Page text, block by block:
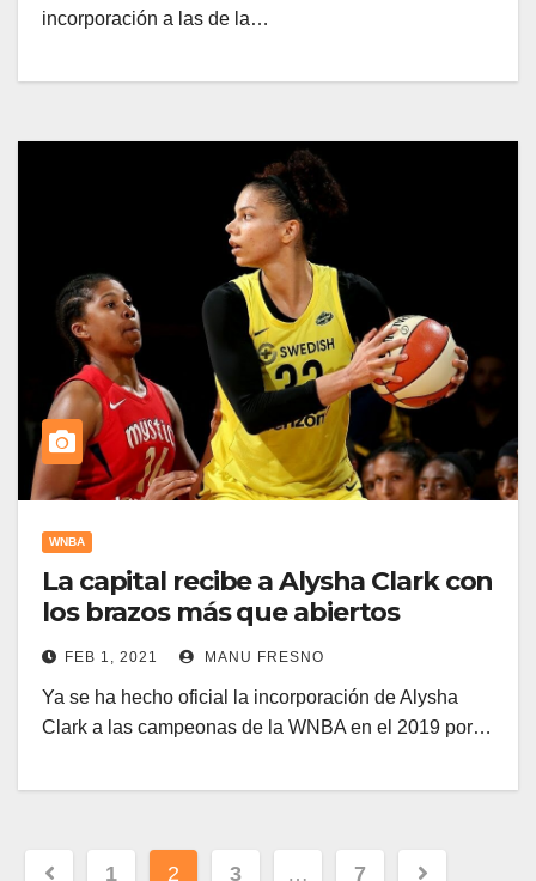
incorporación a las de la…
WNBA
La capital recibe a Alysha Clark con
los brazos más que abiertos
FEB 1, 2021 MANU FRESNO
Ya se ha hecho oficial la incorporación de Alysha
Clark a las campeonas de la WNBA en el 2019 por…
1 2 3 … 7